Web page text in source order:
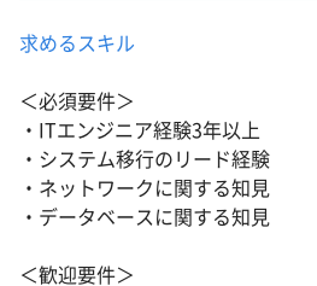
求めるスキル
＜必須要件＞
・ITエンジニア経験3年以上
・システム移行のリード経験
・ネットワークに関する知見
・データベースに関する知見
＜歓迎要件＞